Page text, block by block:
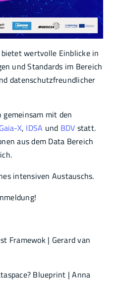
wertvolle Einblicke in
und Standards im Bereich
datenschutzfreundlicher
gemeinsam mit den
Gaia-X, IDSA und BDV statt.
aus dem Data Bereich
intensiven Austauschs.
Framewok | Gerard van
Blueprint | Anna